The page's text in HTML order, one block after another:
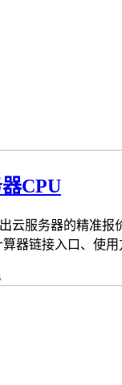
CPU
云服务器的精准
算器链接入口、使用